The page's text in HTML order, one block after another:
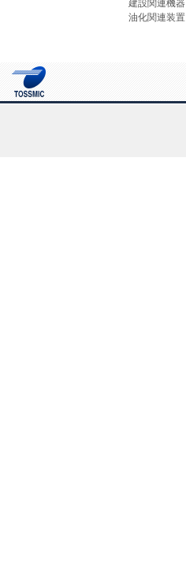
建設関連機器
油化関連装置